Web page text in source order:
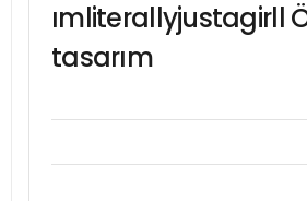
ımliterallyjustagirll
tasarım